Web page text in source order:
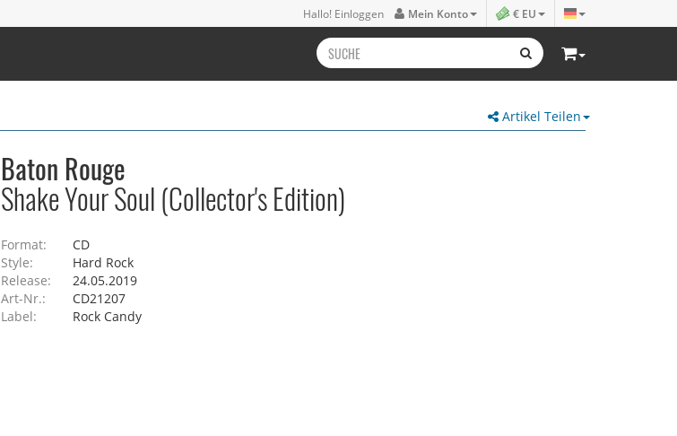
Hallo! Einloggen Mein Konto € EU
Artikel Teilen
Baton Rouge
Shake Your Soul (Collector's Edition)
Format:
CD
Style:
Hard Rock
Release:
24.05.2019
Art-Nr.:
CD21207
Label:
Rock Candy